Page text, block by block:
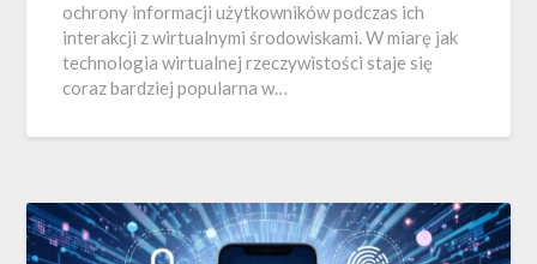
ochrony informacji użytkowników podczas ich
interakcji z wirtualnymi środowiskami. W miarę jak
technologia wirtualnej rzeczywistości staje się
coraz bardziej popularna w…